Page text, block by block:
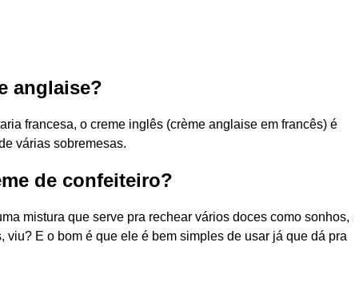
anglaise?
francesa, o creme inglês (crème anglaise em francês) é
várias sobremesas.
de confeiteiro?
mistura que serve pra rechear vários doces como sonhos,
viu? E o bom é que ele é bem simples de usar já que dá pra